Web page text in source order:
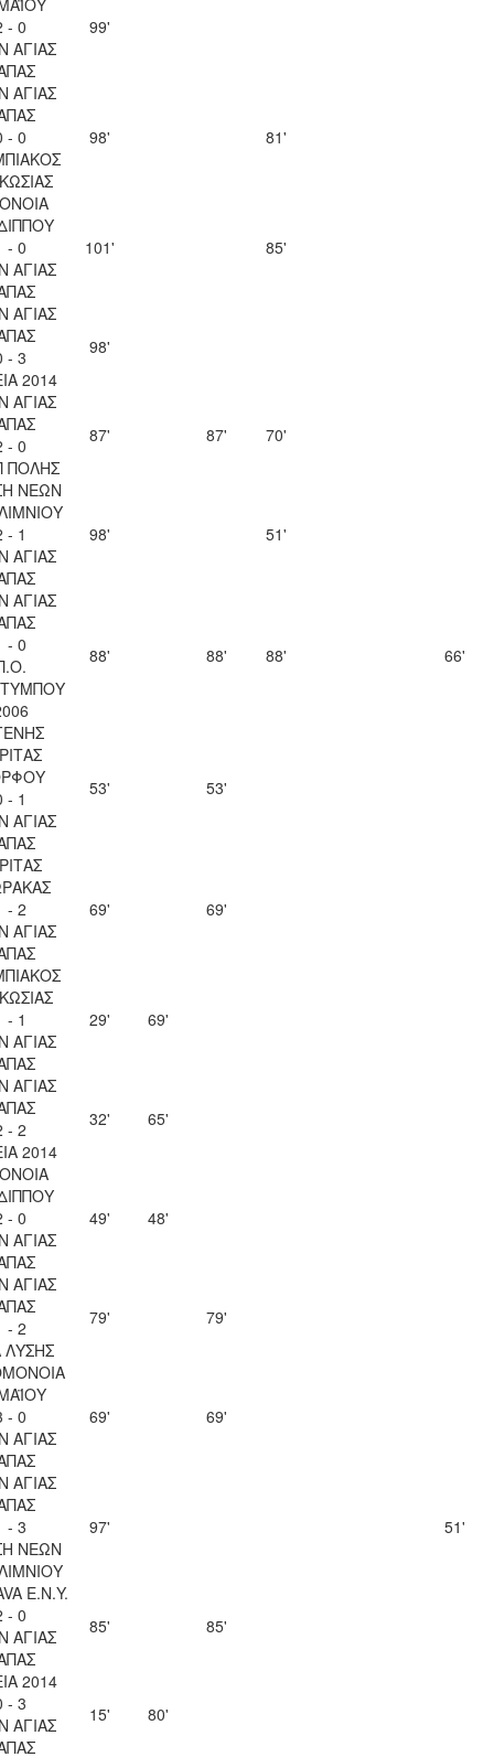
- 0
ΑΓΙΑΣ
99'
ΑΓΙΑΣ
- 0
98' 81'
- 0
ΑΓΙΑΣ
101' 85'
ΑΓΙΑΣ
- 3
2014
98'
ΑΓΙΑΣ
- 0
ΠΟΛΗΣ
87' 87' 70'
ΝΕΩΝ
- 1
ΑΓΙΑΣ
98' 51'
ΑΓΙΑΣ
- 0
88' 88' 88' 66'
- 1
ΑΓΙΑΣ
53' 53'
- 2
ΑΓΙΑΣ
69' 69'
- 1
ΑΓΙΑΣ
29' 69'
ΑΓΙΑΣ
- 2
2014
32' 65'
- 0
ΑΓΙΑΣ
49' 48'
ΑΓΙΑΣ
- 2
ΛΥΣΗΣ
79' 79'
- 0
ΑΓΙΑΣ
69' 69'
ΑΓΙΑΣ
- 3
ΝΕΩΝ
97' 51'
Ε.Ν.Y.
- 0
ΑΓΙΑΣ
85' 85'
2014
- 3
ΑΓΙΑΣ
15' 80'